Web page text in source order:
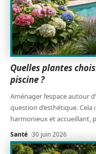
Quelles plantes
piscine ?
Aménager l’espace autour
question d’esthétique.
harmonieux et accueillant,
Santé 30 juin 2026